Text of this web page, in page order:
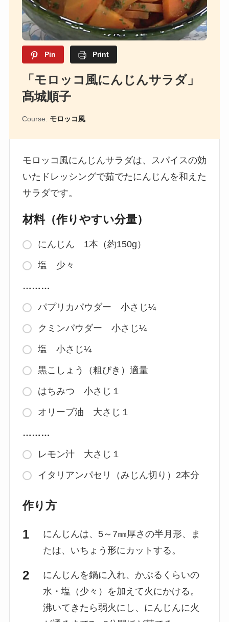
Pin Print
「モロッコ風にんじんサラダ」
髙城順子
Course: モロッコ風
モロッコ風にんじんサラダは、スパイスの効
いたドレッシングで茹でたにんじんを和えた
サラダです。
材料（作りやすい分量）
にんじん 1本（約150g）
塩 少々
………
パプリカパウダー 小さじ¼
クミンパウダー 小さじ¼
塩 小さじ¼
黒こしょう（粗びき）適量
はちみつ 小さじ１
オリーブ油 大さじ１
………
レモン汁 大さじ１
イタリアンパセリ（みじん切り）2本分
作り方
にんじんは、5～7㎜厚さの半月形、ま
たは、いちょう形にカットする。
にんじんを鍋に入れ、かぶるくらいの
水・塩（少々）を加えて火にかける。
沸いてきたら弱火にし、にんじんに火